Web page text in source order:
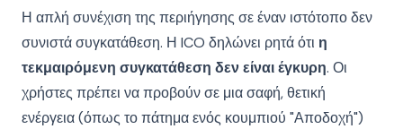
Η απλή συνέχιση της περιήγησης σε έναν ιστότοπο δεν
συνιστά συγκατάθεση. Η ICO δηλώνει ρητά ότι η
τεκμαιρόμενη συγκατάθεση δεν είναι έγκυρη. Οι
χρήστες πρέπει να προβούν σε μια σαφή, θετική
ενέργεια (όπως το πάτημα ενός κουμπιού "Αποδοχή")